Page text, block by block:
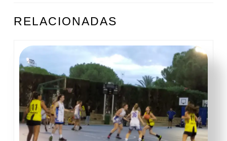
anterior:
entrada:
RELACIONADAS